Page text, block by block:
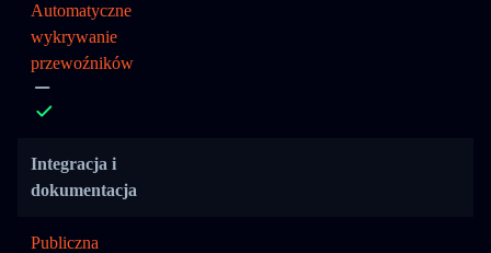
Automatyczne
wykrywanie
przewoźników
Integracja i
dokumentacja
Publiczna